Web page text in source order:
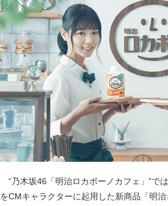
“乃木坂46「明治ロカボーノカフェ」”で
をCMキャラクターに起用した新商品「明